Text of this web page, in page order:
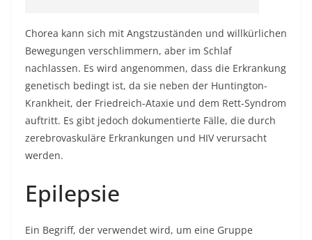
Chorea kann sich mit Angstzuständen und willkürlichen
Bewegungen verschlimmern, aber im Schlaf
nachlassen. Es wird angenommen, dass die Erkrankung
genetisch bedingt ist, da sie neben der Huntington-
Krankheit, der Friedreich-Ataxie und dem Rett-Syndrom
auftritt. Es gibt jedoch dokumentierte Fälle, die durch
zerebrovaskuläre Erkrankungen und HIV verursacht
werden.
Epilepsie
Ein Begriff, der verwendet wird, um eine Gruppe